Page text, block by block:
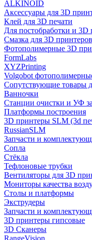
ALKINOID
Аксессуары для 3D
Клей для 3D печати
Для постобработки и 3D
Смазка для 3D принтеров
Фотополимерные 3D
FormLabs
XYZPrinting
Volgobot
Сопутствующие товары
Ванночки
Станции очистки и УФ
Платформы построения
3D принтеры SLM (3d
RussianSLM
Запчасти и
Сопла
Cтёкла
Тефлоновые трубки
Вентиляторы для 3D
Мониторы качества
Столы и платформы
Экструдеры
Запчасти и
3D принтеры гипсовые
3D Сканеры
RangeVision